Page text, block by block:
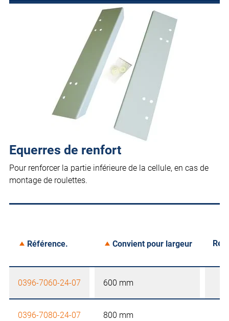
Equerres de renfort
Pour renforcer la partie inférieure de la cellule, en cas de
montage de roulettes.
Référence. Convient pour largeur
0396-7060-24-07 600 mm
0396-7080-24-07 800 mm